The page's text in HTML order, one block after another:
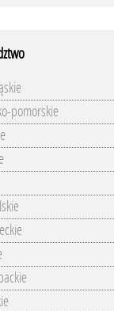
pomorskie